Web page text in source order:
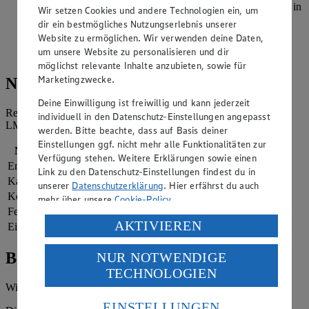
ziehen und zuletzt in den Cornflakes wälzen. Anschließend in
das heiße Öl gleiten lassen und 7-10 Minuten goldbraun
frittieren. Auf Küchenpapier abtropfen lassen.
Crispy Chicken Wings mit BBQ-Sauce servieren.
Nährwerte
Referenzmenge für einen durchschnittlichen Erwachsenen laut
LMIV (8.400 kJ/2.000 kcal).
Nährwerte
pro Portion
Energie
4.452 kj (53 %)
Kalorien
1.064 kcal (53 %)
Kohlenhydrate 94 g
Fett
Eiweiß
Bewertung
Wie hat es dir geschmeckt?
Wir setzen Cookies und andere Technologien ein, um
dir ein bestmögliches Nutzungserlebnis unserer
Website zu ermöglichen. Wir verwenden deine Daten,
um unsere Website zu personalisieren und dir
möglichst relevante Inhalte anzubieten, sowie für
Marketingzwecke.
Deine Einwilligung ist freiwillig und kann jederzeit
individuell in den Datenschutz-Einstellungen angepasst
werden. Bitte beachte, dass auf Basis deiner
Einstellungen ggf. nicht mehr alle Funktionalitäten zur
Verfügung stehen. Weitere Erklärungen sowie einen
Link zu den Datenschutz-Einstellungen findest du in
unserer Datenschutzerklärung. Hier erfährst du auch
mehr über unsereCookie-Policy.
Verarbeitung deiner personenbezogenen Daten in den
USA durch Facebook und YouTube:
Wenn du auf „Aktivieren“ klickst, willigst du im Sinne
des Art. 49 Abs. 1 Satz 1 lit. a) DSGVO ein, dass deine
Daten in den USA verarbeitet werden. Der EuGH sieht
die USA als Land mit einem nach europäischen
AKTIVIEREN
NUR NOTWENDIGE
TECHNOLOGIEN